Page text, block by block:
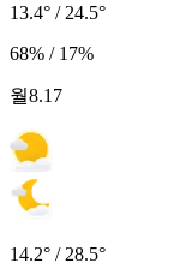
13.4° / 24.5°
68% / 17%
월8.17
14.2° / 28.5°